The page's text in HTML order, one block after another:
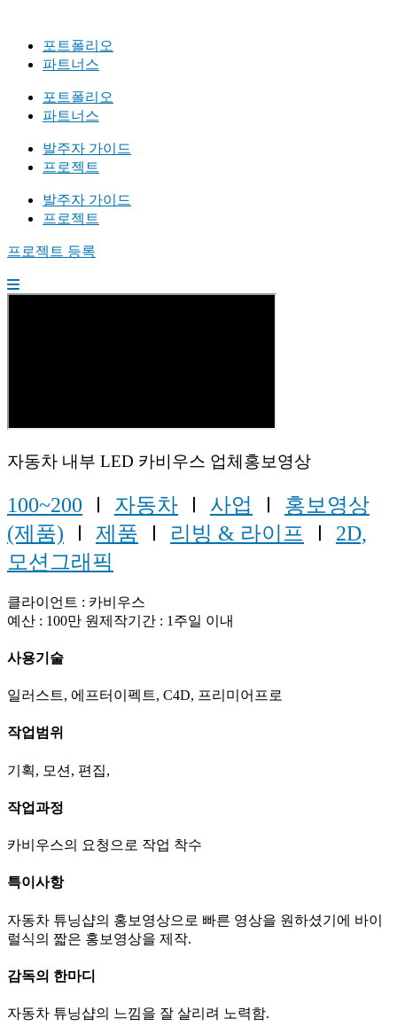
포트폴리오
파트너스
포트폴리오
파트너스
발주자 가이드
프로젝트
발주자 가이드
프로젝트
프로젝트 등록
자동차 내부 LED 카비우스 업체홍보영상
100~200 Ⅰ 자동차 Ⅰ 사업 Ⅰ 홍보영상
(제품) Ⅰ 제품 Ⅰ 리빙 & 라이프 Ⅰ 2D,
모션그래픽
클라이언트 : 카비우스
예산 : 100만 원제작기간 : 1주일 이내
사용기술
일러스트, 에프터이펙트, C4D, 프리미어프로
작업범위
기획, 모션, 편집,
작업과정
카비우스의 요청으로 작업 착수
특이사항
자동차 튜닝샵의 홍보영상으로 빠른 영상을 원하셨기에 바이
럴식의 짧은 홍보영상을 제작.
감독의 한마디
자동차 튜닝샵의 느낌을 잘 살리려 노력함.